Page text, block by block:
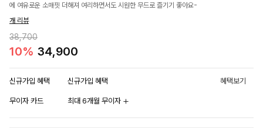
에 여유로운 소매핏 더해져 여리하면서도 시원한 무드로 즐기기 좋아요-
개 리뷰
38,700
10% 34,900
신규가입 혜택 신규가입 혜택 혜택보기
무이자 카드 최대 6개월 무이자